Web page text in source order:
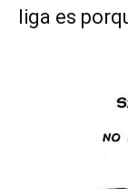
liga es